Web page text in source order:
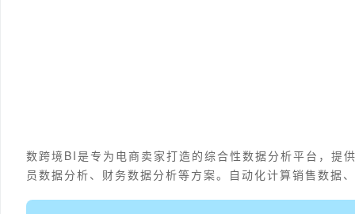
数跨境BI是专为电商卖家打造的综合性数据分析平台，提
员数据分析、财务数据分析等方案。自动化计算销售数据